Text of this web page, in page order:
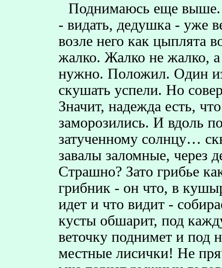
Поднимаюсь еще выше.
- видать, дедушка - уже
возле него как цыплята
жалко. Жалко не жалко,
нужно. Положил. Один
скушать успели. Но
Значит, надежда есть,
заморозились. И вдоль
затученному солнцу…
завалы заломные, через
Страшно? Зато грибье
грибник - он что, в
идет и что видит -
кусты обшарит, под
веточку поднимет и под
местные лисички! Не